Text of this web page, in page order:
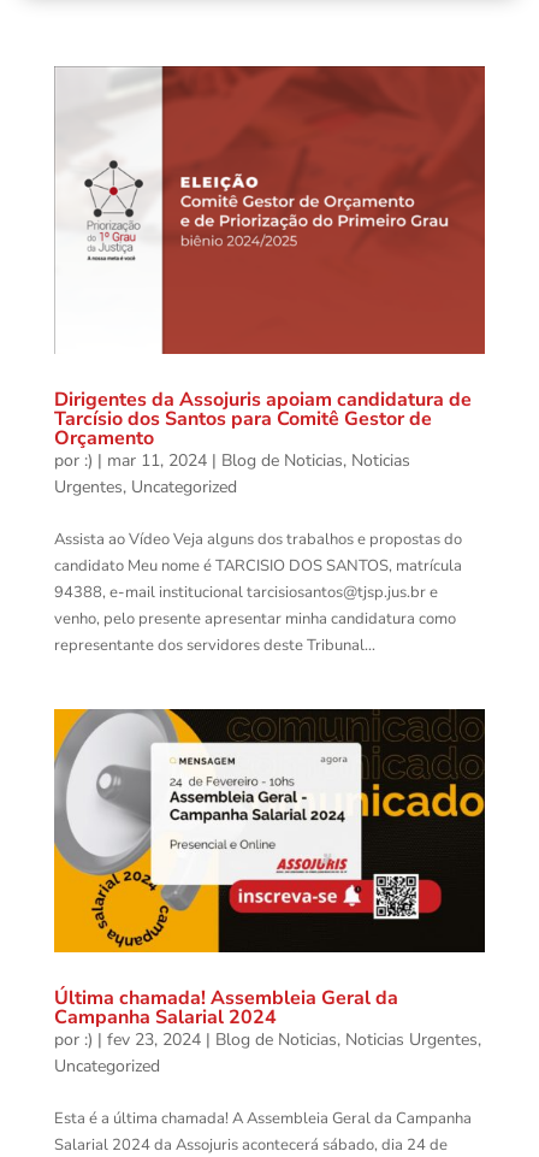
Dirigentes da Assojuris apoiam candidatura de
Tarcísio dos Santos para Comitê Gestor de
Orçamento
por :) | mar 11, 2024| Blog de Noticias, Noticias
Urgentes, Uncategorized
Assista ao Vídeo ⁠Veja alguns dos trabalhos e propostas do
candidato Meu nome é TARCISIO DOS SANTOS, matrícula
94388, e-mail institucional tarcisiosantos@tjsp.jus.br e
venho, pelo presente apresentar minha candidatura como
representante dos servidores deste Tribunal...
Última chamada! Assembleia Geral da
Campanha Salarial 2024
por :) | fev 23, 2024| Blog de Noticias, Noticias Urgentes,
Uncategorized
Esta é a última chamada! A Assembleia Geral da Campanha
Salarial 2024 da Assojuris acontecerá sábado, dia 24 de